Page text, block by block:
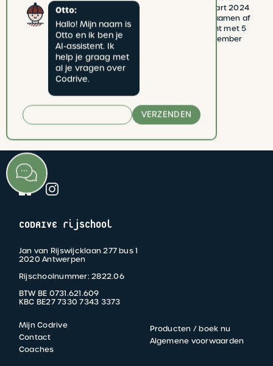
maanden hebben geoefend tegen die tijd. Na 1 maart 2024
zou het vroegst mogelijke moment om je praktijkexamen af
te leggen dan op 7 april 2024 zijn, wat overeenkomt met 5
maanden na de start van je oefenperiode op 7 november
vorig nieuwsbericht volgend nieuwsbericht
TERUG NAAR NIEUWS
Otto:
Hallo! Mijn naam is
Otto en ik ben je
AI-assistent. Ik
help je graag met
al je vragen over
Codrive.
VERZENDEN
CODRIVE rijschool
Jan van Rijswijcklaan 277 bus 1
2020 Antwerpen
Rijschoolnummer: 2822.06
BTW BE 0731.621.609
KBC BE27 7330 7343 3373
FOOTER
Mijn Codrive
Contact
Coaches
Producten / boek nu
Algemene voorwaarden